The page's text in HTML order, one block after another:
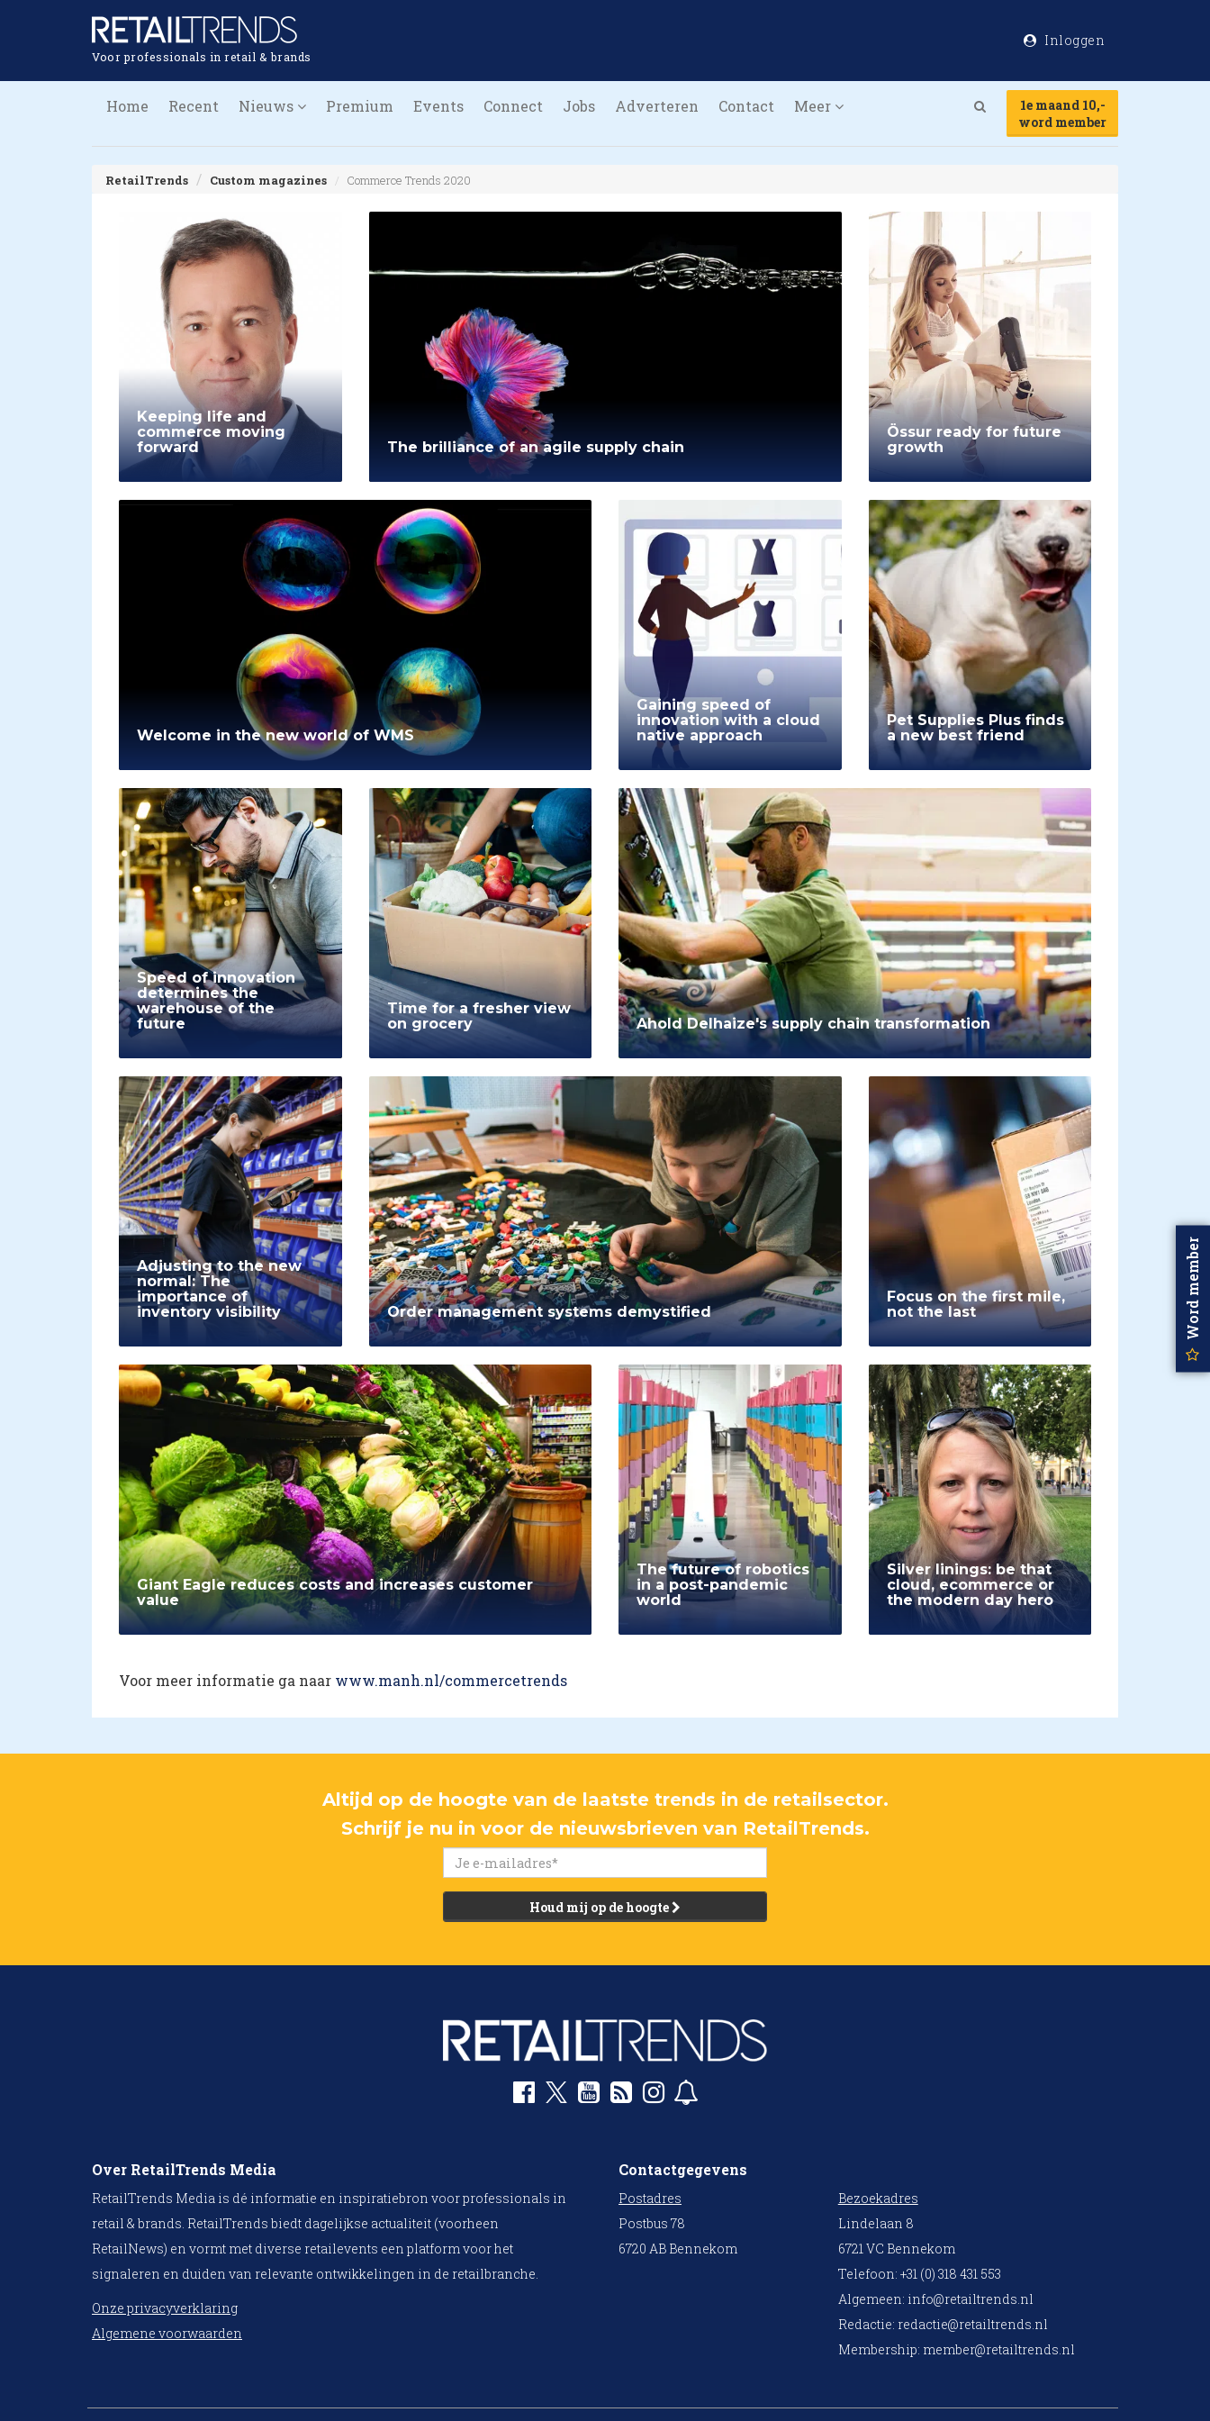
Voor professionals in retail & brands
Inloggen
Home Recent Nieuws Premium Events Connect Jobs Adverteren Contact Meer
1e maand 10,-
word member
RetailTrends Custom magazines Commerce Trends 2020
Keeping life and
commerce moving
forward
The brilliance of an agile supply chain
Össur ready for future
growth
Welcome in the new world of WMS
Gaining speed of
innovation with a cloud
native approach
Pet Supplies Plus finds
a new best friend
Speed of innovation
determines the
warehouse of the
future
Time for a fresher view
on grocery
Ahold Delhaize's supply chain transformation
Adjusting to the new
normal: The
importance of
inventory visibility
Order management systems demystified
Focus on the first mile,
not the last
Giant Eagle reduces costs and increases customer
value
The future of robotics
in a post-pandemic
world
Silver linings: be that
cloud, ecommerce or
the modern day hero
Voor meer informatie ga naar www.manh.nl/commercetrends
Altijd op de hoogte van de laatste trends in de retailsector.
Schrijf je nu in voor de nieuwsbrieven van RetailTrends.
Houd mij op de hoogte
Over RetailTrends Media
RetailTrends Media is dé informatie en inspiratiebron voor professionals in
retail & brands. RetailTrends biedt dagelijkse actualiteit (voorheen
RetailNews) en vormt met diverse retailevents een platform voor het
signaleren en duiden van relevante ontwikkelingen in de retailbranche.
Onze privacyverklaring
Algemene voorwaarden
Contactgegevens
Postadres
Postbus 78
6720 AB Bennekom
Bezoekadres
Lindelaan 8
6721 VC Bennekom
Telefoon: +31 (0) 318 431 553
Algemeen: info@retailtrends.nl
Redactie: redactie@retailtrends.nl
Membership: member@retailtrends.nl
Word member